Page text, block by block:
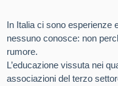
In Italia ci sono esperienze
nessuno conosce: non
rumore.
L’educazione vissuta nei
associazioni del terzo